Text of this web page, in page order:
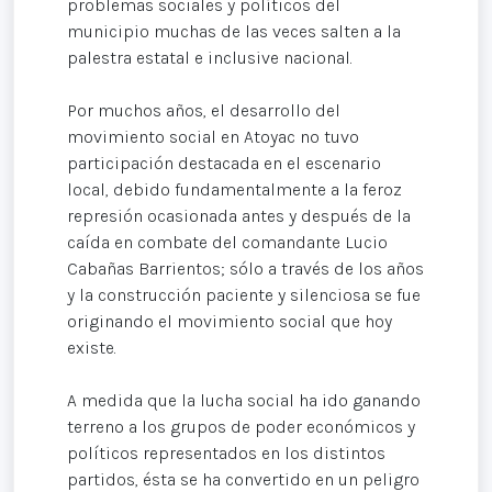
problemas sociales y políticos del
municipio muchas de las veces salten a la
palestra estatal e inclusive nacional.
Por muchos años, el desarrollo del
movimiento social en Atoyac no tuvo
participación destacada en el escenario
local, debido fundamentalmente a la feroz
represión ocasionada antes y después de la
caída en combate del comandante Lucio
Cabañas Barrientos; sólo a través de los años
y la construcción paciente y silenciosa se fue
originando el movimiento social que hoy
existe.
A medida que la lucha social ha ido ganando
terreno a los grupos de poder económicos y
políticos representados en los distintos
partidos, ésta se ha convertido en un peligro